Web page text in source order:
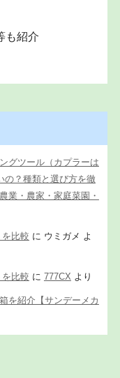
も紹介
グツール（カプラーは
の？種類と選び方を徹
業・農家・家庭菜園・
比較 に ウミガメ よ
比較 に 777CX より
を紹介【サンデーメカ